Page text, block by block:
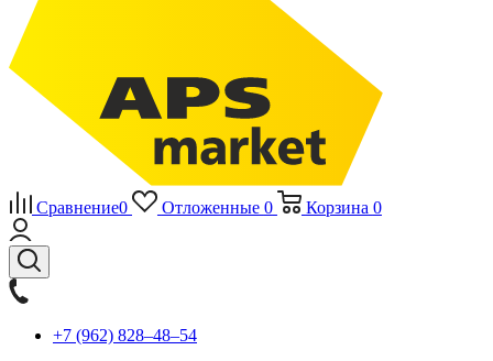
Сравнение0 Отложенные 0 Корзина 0
+7 (962) 828‒48‒54